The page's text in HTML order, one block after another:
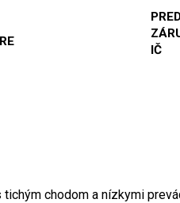
IČ
chodom a nízkymi